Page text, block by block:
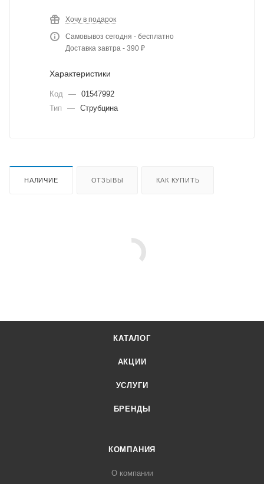
Хочу в подарок
Самовывоз сегодня - бесплатно
Доставка завтра - 390 ₽
Характеристики
Код — 01547992
Тип
— Струбцина
НАЛИЧИЕ ОТЗЫВЫ КАК КУПИТЬ
КАТАЛОГ
АКЦИИ
УСЛУГИ
БРЕНДЫ
КОМПАНИЯ
О компании